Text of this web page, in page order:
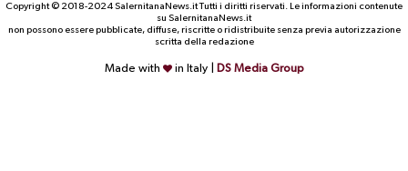
Copyright © 2018-2024 SalernitanaNews.it Tutti i diritti riservati. Le informazioni contenute
su SalernitanaNews.it
non possono essere pubblicate, diffuse, riscritte o ridistribuite senza previa autorizzazione
scritta della redazione
Made with in Italy | DS Media Group